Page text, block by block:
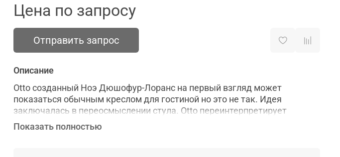
Цена по запросу
Отправить запрос
Описание
Otto созданный Ноэ Дюшофур-Лоранс на первый взгляд может
показаться обычным креслом для гостиной но это не так. Идея
заключалась в переосмыслении стула. Otto переинтерпретирует
традиционное основание на четырех ножках с уникальными задними
Показать полностью